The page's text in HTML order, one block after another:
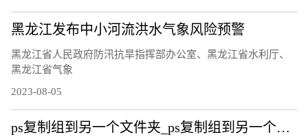
黑龙江发布中小河流洪水气象风险预警
黑龙江省人民政府防汛抗旱指挥部办公室、黑龙江省水利厅、
黑龙江省气象
2023-08-05
ps复制组到另一个文件夹_ps复制组到另一个文件